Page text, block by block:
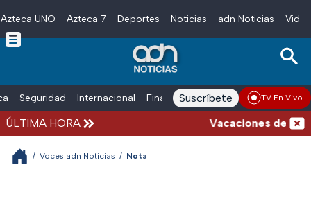
Skip to main content
Azteca UNO Azteca 7 Deportes Noticias adn Noticias
Seguridad Internacional Finanzas adn Noticias Radio
Suscríbete TV En Vivo
ÚLTIMA HORA Vacaciones de
/ Voces adn Noticias / Nota